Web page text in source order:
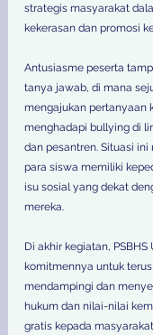
strategis masyarakat
kekerasan dan promosi
Antusiasme peserta
tanya jawab, di mana
mengajukan pertanyaan
menghadapi bullying di
dan pesantren. Situasi
para siswa memiliki
isu sosial yang dekat
mereka.
Di akhir kegiatan,
komitmennya untuk
mendampingi dan
hukum dan nilai-nilai
gratis kepada